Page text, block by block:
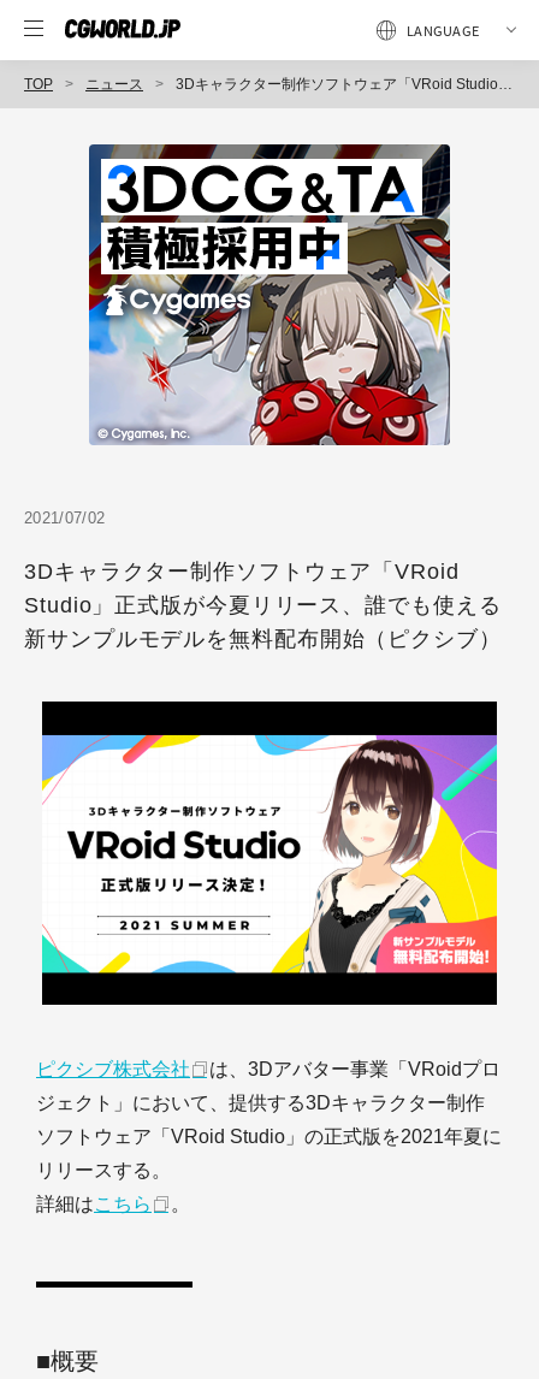
TOP ニュース 3Dキャラクター制作ソフトウェア「VRoid Studio」正式版が今夏リリース、誰でも使える新サンプルモデルを無料配布開始（ピクシブ）
2021/07/02
3Dキャラクター制作ソフトウェア「VRoid
Studio」正式版が今夏リリース、誰でも使える
新サンプルモデルを無料配布開始（ピクシブ）
ピクシブ株式会社
は、3Dアバター事業「VRoidプロ
ジェクト」において、提供する3Dキャラクター制作
ソフトウェア「VRoid Studio」の正式版を2021年夏に
リリースする。
詳細はこちら 。
■概要